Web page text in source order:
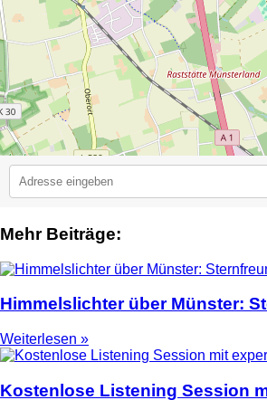
Mehr Beiträge:
Himmelslichter über Münster:
Weiterlesen »
Kostenlose Listening Session